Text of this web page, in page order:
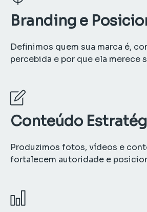
Branding e
Definimos quem sua marca é,
percebida e por que ela merece
Conteúdo
Produzimos fotos, vídeos e
fortalecem autoridade e